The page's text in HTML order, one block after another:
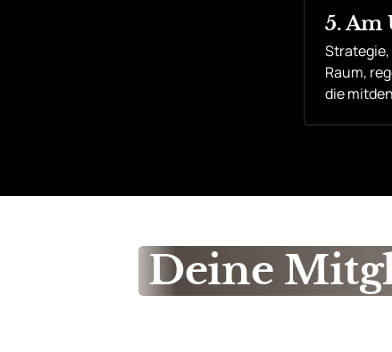
5. Am
Strategie,
Raum,
die
Deine